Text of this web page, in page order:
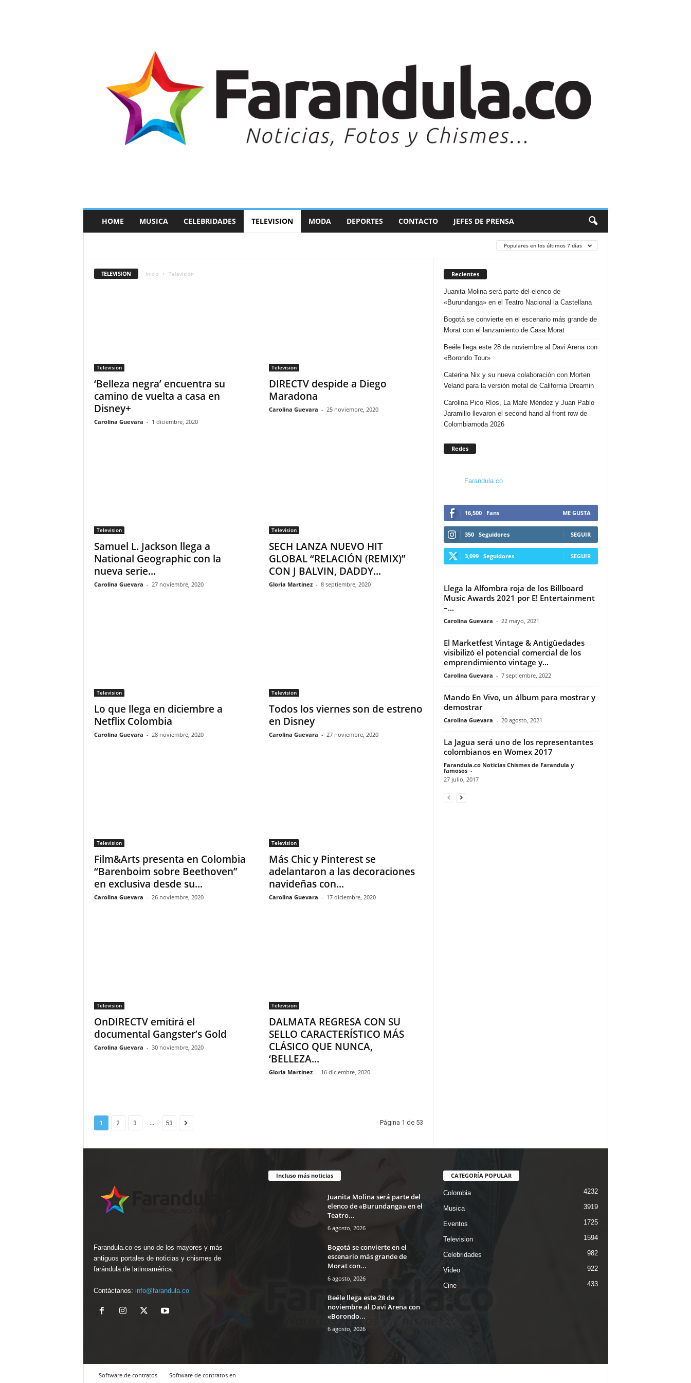
a
a
HOME MUSICA CELEBRIDADES TELEVISION MODA DEPORTES CONTACTO JEFES DE PRENSA
Populares en los últimos 7 días
TELEVISION Inicio Television
Television
‘Belleza negra’ encuentra su
camino de vuelta a casa en
Disney+
Carolina Guevara - 1 diciembre, 2020
Television
DIRECTV despide a Diego
Maradona
Carolina Guevara - 25 noviembre, 2020
Television
Samuel L. Jackson llega a
National Geographic con la
nueva serie...
Carolina Guevara - 27 noviembre, 2020
Television
SECH LANZA NUEVO HIT
GLOBAL “RELACIÓN (REMIX)”
CON J BALVIN, DADDY...
Gloria Martinez - 8 septiembre, 2020
Television
Lo que llega en diciembre a
Netflix Colombia
Carolina Guevara - 28 noviembre, 2020
Television
Todos los viernes son de estreno
en Disney
Carolina Guevara - 27 noviembre, 2020
Television
Film&Arts presenta en Colombia
“Barenboim sobre Beethoven”
en exclusiva desde su...
Carolina Guevara - 26 noviembre, 2020
Television
Más Chic y Pinterest se
adelantaron a las decoraciones
navideñas con...
Carolina Guevara - 17 diciembre, 2020
Television
OnDIRECTV emitirá el
documental Gangster’s Gold
Carolina Guevara - 30 noviembre, 2020
Television
DALMATA REGRESA CON SU
SELLO CARACTERÍSTICO MÁS
CLÁSICO QUE NUNCA,
‘BELLEZA...
Gloria Martinez - 16 diciembre, 2020
1 2 3 ... 53 Página 1 de 53
Recientes
Juanita Molina será parte del elenco de
«Burundanga» en el Teatro Nacional la Castellana
Bogotá se convierte en el escenario más grande de
Morat con el lanzamiento de Casa Morat
Beéle llega este 28 de noviembre al Davi Arena con
«Borondo Tour»
Caterina Nix y su nueva colaboración con Morten
Veland para la versión metal de California Dreamin
Carolina Pico Ríos, La Mafe Méndez y Juan Pablo
Jaramillo llevaron el second hand al front row de
Colombiamoda 2026
Redes
Farandula.co
16,500 Fans ME GUSTA
350 Seguidores SEGUIR
3,099 Seguidores SEGUIR
Llega la Alfombra roja de los Billboard
Music Awards 2021 por E! Entertainment
–...
Carolina Guevara - 22 mayo, 2021
El Marketfest Vintage & Antigüedades
visibilizó el potencial comercial de los
emprendimiento vintage y...
Carolina Guevara - 7 septiembre, 2022
Mando En Vivo, un álbum para mostrar y
demostrar
Carolina Guevara - 20 agosto, 2021
La Jagua será uno de los representantes
colombianos en Womex 2017
Farandula.co Noticias Chismes de Farandula y
famosos -
27 julio, 2017
Farandula.co es uno de los mayores y más
antiguos portales de noticias y chismes de
farándula de latinoamérica.
Contáctanos: info@farandula.co
Incluso más noticias
Juanita Molina será parte del
elenco de «Burundanga» en el
Teatro...
6 agosto, 2026
Bogotá se convierte en el
escenario más grande de
Morat con...
6 agosto, 2026
Beéle llega este 28 de
noviembre al Davi Arena con
«Borondo...
6 agosto, 2026
CATEGORÍA POPULAR
Colombia 4232
Musica 3919
Eventos 1725
Television 1594
Celebridades 982
Video 922
Cine 433
Software de contratos Software de contratos en